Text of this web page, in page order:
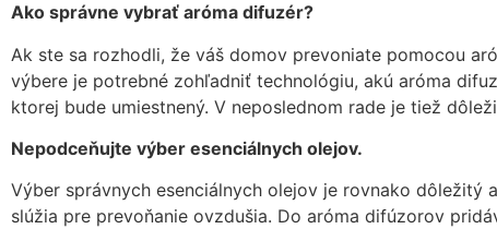
Ako správne vybrať aróma difuzér?
Ak ste sa rozhodli, že váš domov prevoniate pomocou
výbere je potrebné zohľadniť technológiu, akú aróma
ktorej bude umiestnený. V neposlednom rade je tiež
Nepodceňujte výber esenciálnych olejov.
Výber správnych esenciálnych olejov je rovnako dôležitý
slúžia pre prevoňanie ovzdušia. Do aróma difúzorov